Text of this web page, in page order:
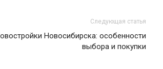
Следующая статья
Новосибирска: особенности
выбора и покупки